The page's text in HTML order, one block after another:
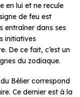
en lui et ne recule
de feu est
entraîner dans ses
initiatives
De ce fait, c’est un
du zodiaque.
Bélier correspond
Ce dernier est à la